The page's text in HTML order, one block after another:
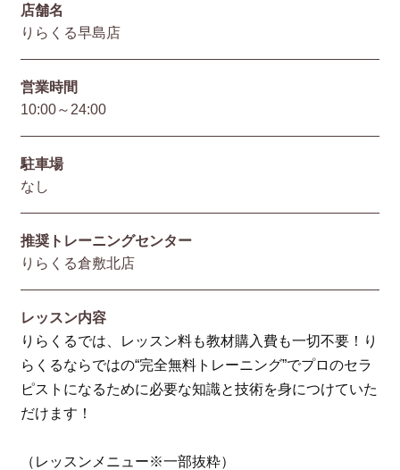
店舗名
りらくる早島店
営業時間
10:00～24:00
駐⾞場
なし
推奨トレーニングセンター
りらくる倉敷北店
レッスン内容
りらくるでは、レッスン料も教材購入費も一切不要！り
らくるならではの“完全無料トレーニング”でプロのセラ
ピストになるために必要な知識と技術を身につけていた
だけます！
（レッスンメニュー※一部抜粋）